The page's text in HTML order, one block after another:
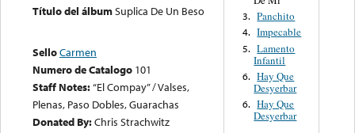
Título del álbumSuplica De Un Beso
SelloCarmen
Numero de Catalogo 101
Staff Notes:“El Compay” / Valses,
Plenas, Paso Dobles, Guarachas
Donated By:Chris Strachwitz
3. Panchito
4. Impecable
5. Lamento
Infantil
6. Hay Que
Desyerbar
6. Hay Que
Desyerbar